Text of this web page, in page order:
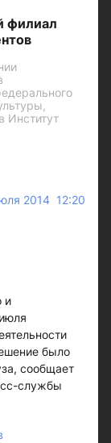
филиал
Институт
2014 12:20
и
было
сообщает
службы